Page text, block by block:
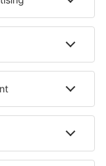
Hoteluri în Lovo